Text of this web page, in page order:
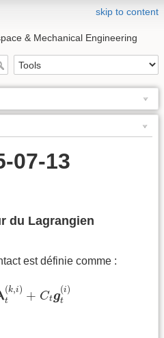
skip to content
& Mechanical Engineering
07-13
du Lagrangien
est définie comme :
(k,i)
t + Ctg
(i)
t
(k, i) i)